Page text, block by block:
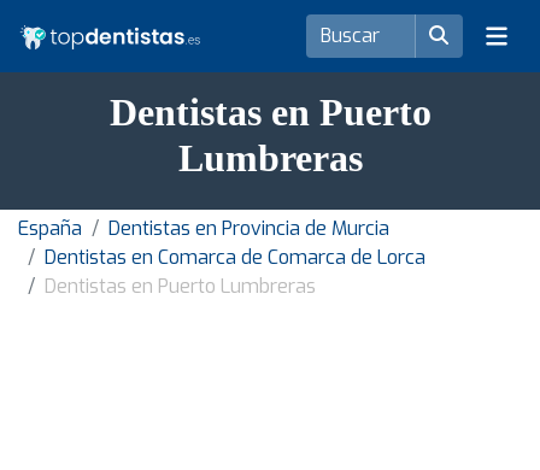
Dentistas en Puerto
Lumbreras
España
Dentistas en Provincia de Murcia
Dentistas en Comarca de Comarca de Lorca
Dentistas en Puerto Lumbreras